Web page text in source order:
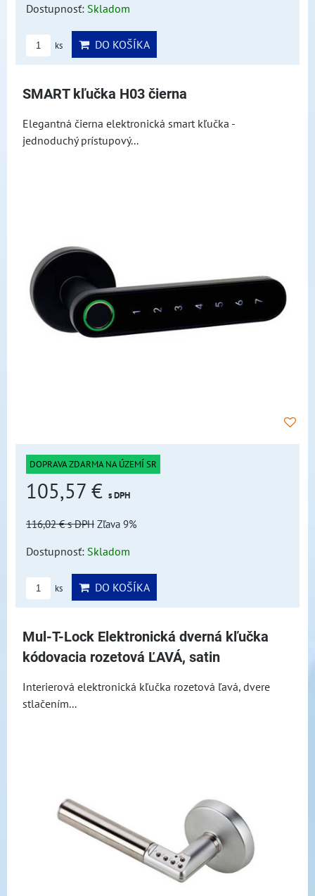
Dostupnosť: Skladom
ks DO KOŠÍKA
SMART kľučka H03 čierna
Elegantná čierna elektronická smart kľučka -
jednoduchý prístupový...
DOPRAVA ZDARMA NA ÚZEMÍ SR
105,57 € s DPH
116,02 €s DPH Zľava 9%
Dostupnosť: Skladom
ks DO KOŠÍKA
Mul-T-Lock Elektronická dverná kľučka
kódovacia rozetová ĽAVÁ, satin
Interierová elektronická kľučka rozetová ľavá, dvere
stlačením...